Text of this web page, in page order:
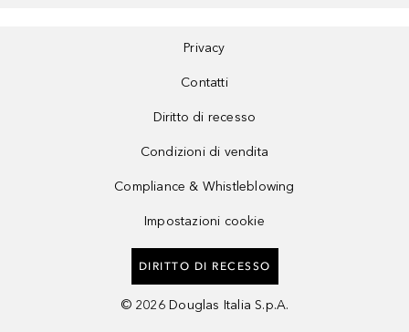
Privacy
Contatti
Diritto di recesso
Condizioni di vendita
Compliance & Whistleblowing
Impostazioni cookie
DIRITTO DI RECESSO
© 2026 Douglas Italia S.p.A.